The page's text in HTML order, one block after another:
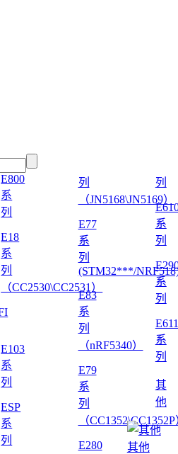
E800
系
列
E18
系
列
（CC2530\CC2531）
E103
系
列
ESP
系
列
列
（JN5168\JN5169）
E77
系
列
(STM32***/
E83
系
列
（nRF5340）
E79
系
列
（
E280
列
系
列
系
列
E611
系
列
其
他
其他